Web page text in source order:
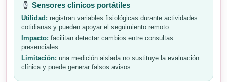
Sensores clínicos portátiles
Utilidad: registran variables fisiológicas durante actividades
cotidianas y pueden apoyar el seguimiento remoto.
Impacto: facilitan detectar cambios entre consultas
presenciales.
Limitación: una medición aislada no sustituye la evaluación
clínica y puede generar falsos avisos.